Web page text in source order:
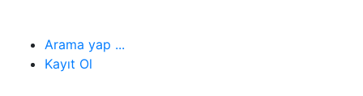
Arama yap ...
Kayıt Ol